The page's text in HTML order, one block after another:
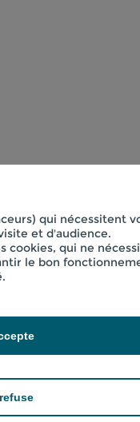
qui nécessitent
et d'audience.
cookies, qui ne
le bon